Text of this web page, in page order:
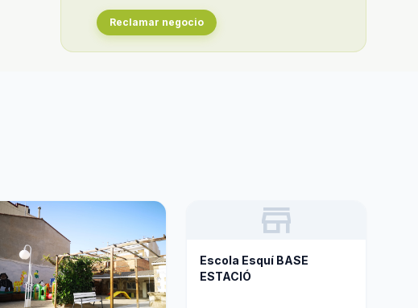
Reclamar negocio
store
Escola Esquí BASE
ESTACIÓ